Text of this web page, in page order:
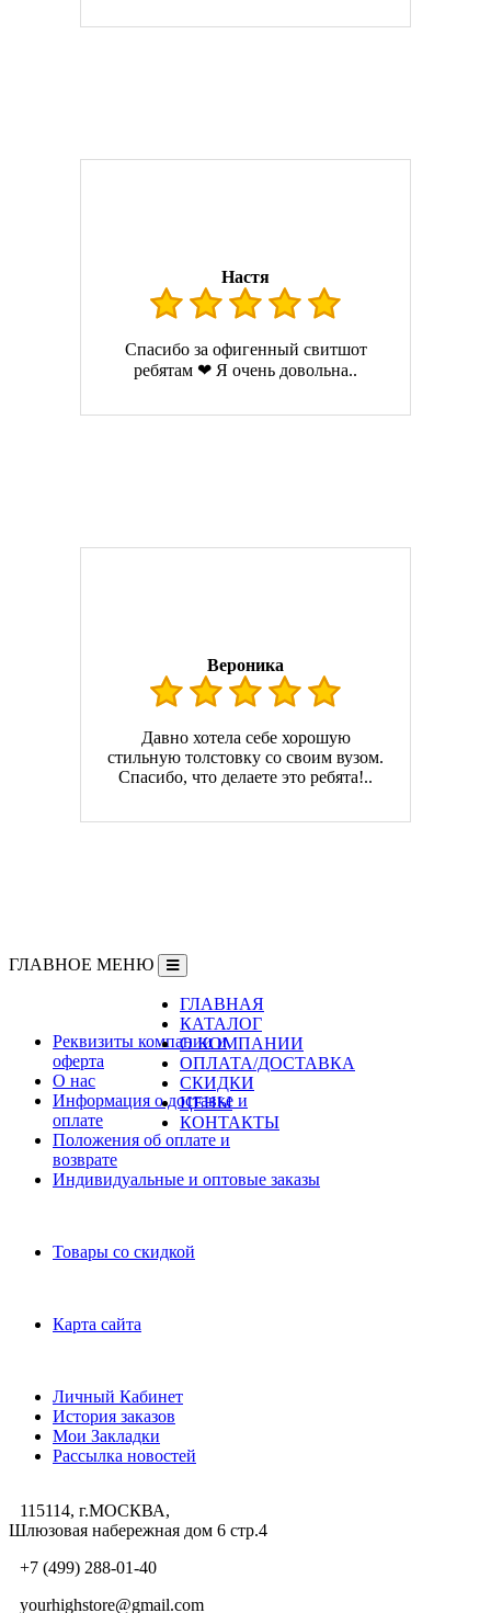
Настя
Спасибо за офигенный свитшот
ребятам ❤ Я очень довольна..
Вероника
Давно хотела себе хорошую
стильную толстовку со своим вузом.
Спасибо, что делаете это ребята!..
ГЛАВНОЕ МЕНЮ
ГЛАВНАЯ
КАТАЛОГ
О КОМПАНИИ
ОПЛАТА/ДОСТАВКА
СКИДКИ
ЦЕНЫ
КОНТАКТЫ
Реквизиты компании и
оферта
О нас
Информация о доставке и
оплате
Положения об оплате и
возврате
Индивидуальные и оптовые заказы
Товары со скидкой
Карта сайта
Личный Кабинет
История заказов
Мои Закладки
Рассылка новостей
115114, г.МОСКВА,
Шлюзовая набережная дом 6 стр.4
+7 (499) 288-01-40
yourhighstore@gmail.com